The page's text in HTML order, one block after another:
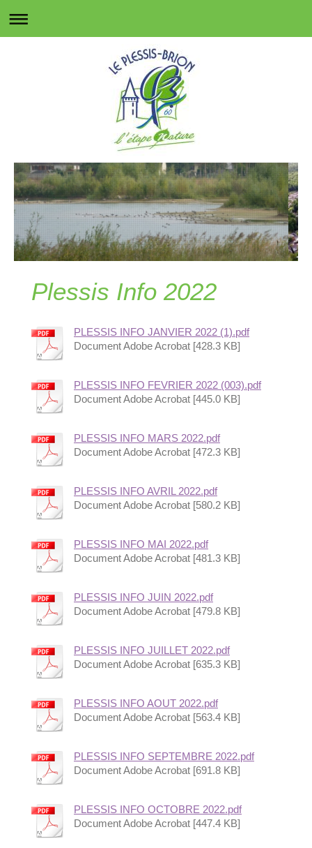
Plessis Info 2022
PLESSIS INFO JANVIER 2022 (1).pdf
Document Adobe Acrobat [428.3 KB]
PLESSIS INFO FEVRIER 2022 (003).pdf
Document Adobe Acrobat [445.0 KB]
PLESSIS INFO MARS 2022.pdf
Document Adobe Acrobat [472.3 KB]
PLESSIS INFO AVRIL 2022.pdf
Document Adobe Acrobat [580.2 KB]
PLESSIS INFO MAI 2022.pdf
Document Adobe Acrobat [481.3 KB]
PLESSIS INFO JUIN 2022.pdf
Document Adobe Acrobat [479.8 KB]
PLESSIS INFO JUILLET 2022.pdf
Document Adobe Acrobat [635.3 KB]
PLESSIS INFO AOUT 2022.pdf
Document Adobe Acrobat [563.4 KB]
PLESSIS INFO SEPTEMBRE 2022.pdf
Document Adobe Acrobat [691.8 KB]
PLESSIS INFO OCTOBRE 2022.pdf
Document Adobe Acrobat [447.4 KB]